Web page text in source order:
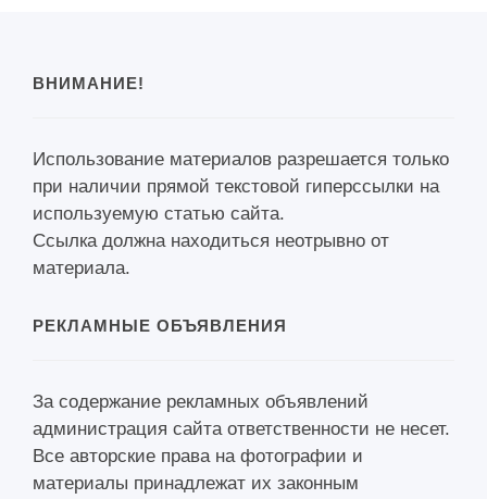
ВНИМАНИЕ!
Использование материалов разрешается только
при наличии прямой текстовой гиперссылки на
используемую статью сайта.
Ссылка должна находиться неотрывно от
материала.
РЕКЛАМНЫЕ ОБЪЯВЛЕНИЯ
За содержание рекламных объявлений
администрация сайта ответственности не несет.
Все авторские права на фотографии и
материалы принадлежат их законным